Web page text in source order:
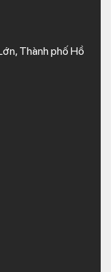
Thành phố Hồ